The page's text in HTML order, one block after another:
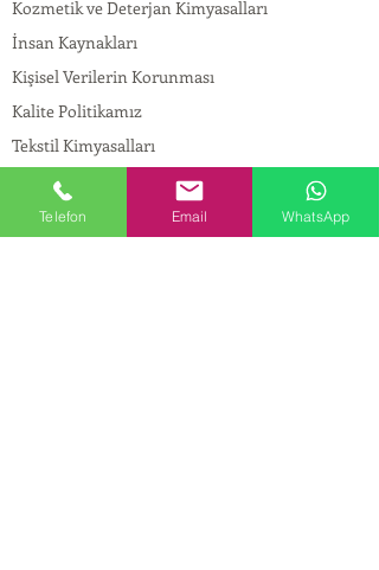
Kozmetik ve Deterjan Kimyasalları
İnsan Kaynakları
Kişisel Verilerin Korunması
Kalite Politikamız
Tekstil Kimyasalları
Yapı Kimyasalları
İlaç Kimyasalları
Telefon Email WhatsApp